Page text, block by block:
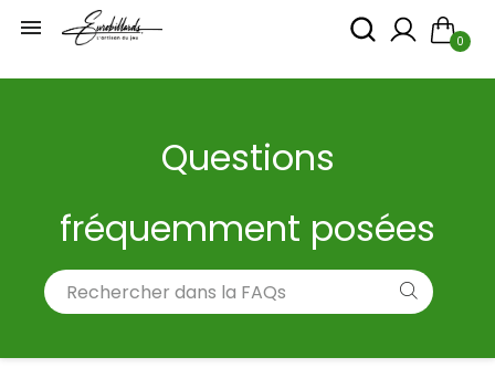

0
Questions
fréquemment posées